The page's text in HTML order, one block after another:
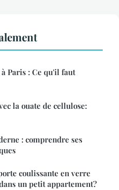
Paris : Ce qu'il faut
la ouate de cellulose:
: comprendre ses
coulissante en verre
un petit appartement?